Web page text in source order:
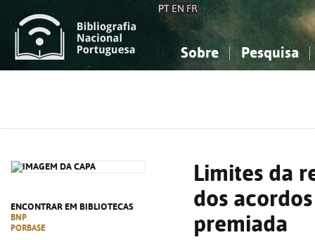
PT EN FR
Sobre Pesquisa
ENCONTRAR EM BIBLIOTECAS
BNP
PORBASE
Limites da
dos
premiada